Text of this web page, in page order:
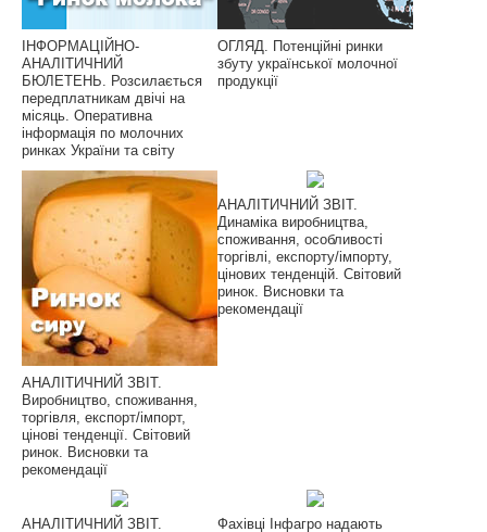
ІНФОРМАЦІЙНО-
АНАЛІТИЧНИЙ
БЮЛЕТЕНЬ. Розсилається
передплатникам двічі на
місяць. Оперативна
інформація по молочних
ринках України та світу
ОГЛЯД. Потенційні ринки
збуту української молочної
продукції
АНАЛІТИЧНИЙ ЗВІТ.
Виробництво, споживання,
торгівля, експорт/імпорт,
цінові тенденції. Світовий
ринок. Висновки та
рекомендації
АНАЛІТИЧНИЙ ЗВІТ.
Динаміка виробництва,
споживання, особливості
торгівлі, експорту/імпорту,
цінових тенденцій. Світовий
ринок. Висновки та
рекомендації
АНАЛІТИЧНИЙ ЗВІТ. Фахівці Інфагро надають